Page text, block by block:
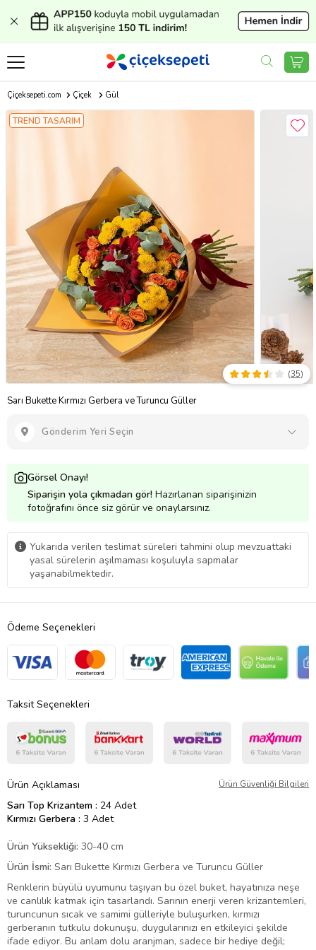
Çiçeksepeti.com Çiçek Gül
TREND TASARIM
Sarı Bukette Kırmızı Gerbera ve Turuncu Güller
(35)
Gönderim Yeri Seçin
Görsel Onayı!
Siparişin yola çıkmadan gör! Hazırlanan siparişinizin
fotoğrafını önce siz görür ve onaylarsınız.
Yukarıda verilen teslimat süreleri tahmini olup mevzuattaki
yasal sürelerin aşılmaması koşuluyla sapmalar
yaşanabilmektedir.
Ödeme Seçenekleri
Taksit Seçenekleri
Ürün Açıklaması Ürün Güvenliği Bilgileri
Sarı Top Krizantem : 24 Adet
Kırmızı Gerbera : 3 Adet
Ürün Yüksekliği: 30-40 cm
Ürün İsmi: Sarı Bukette Kırmızı Gerbera ve Turuncu Güller
Renklerin büyülü uyumunu taşıyan bu özel buket, hayatınıza neşe
ve canlılık katmak için tasarlandı. Sarının enerji veren krizantemleri,
turuncunun sıcak ve samimi gülleriyle buluşurken, kırmızı
gerberanın tutkulu dokunuşu, duygularınızı en etkileyici şekilde
ifade ediyor. Bu anlam dolu aranjman, sadece bir hediye değil;